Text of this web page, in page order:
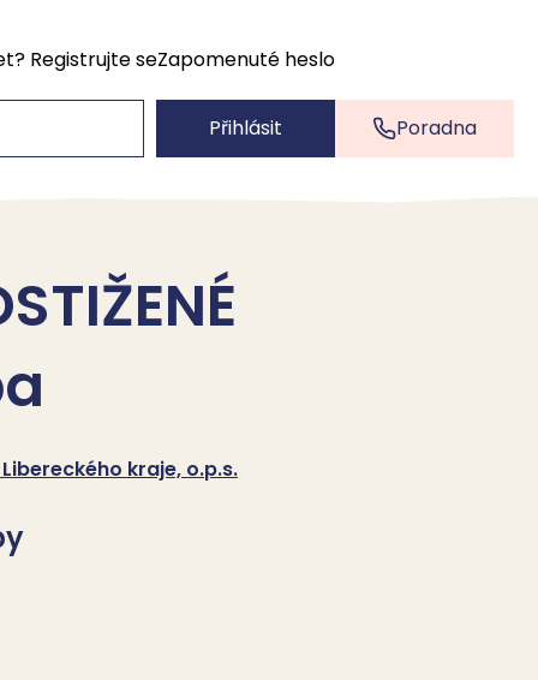
Poradna
Registrujte seZapomenuté heslo
Přihlásit
Libereckého kraje, o.p.s.